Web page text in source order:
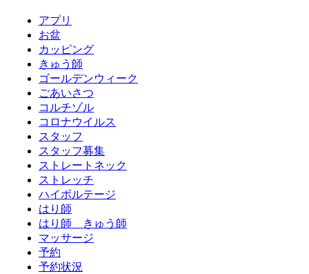
アプリ
お盆
カッピング
きゅう師
ゴールデンウィーク
ごあいさつ
コルチゾル
コロナウイルス
スタッフ
スタッフ募集
ストレートネック
ストレッチ
ハイボルテージ
はり師
はり師 きゅう師
マッサージ
予約
予約状況